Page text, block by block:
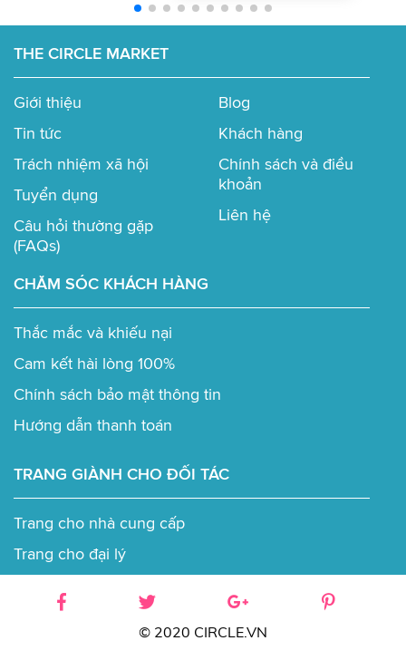
chất tẩy rửa để vệ sinh ngay và lại quên.
đẹp mắt, vừa tiện tay để bạn có thể vệ sinh bất kỳ vết
dơ nào trong nhà tắm ngay khi bạn nhìn thấy vì nó
không cần dùng đến hóa chất tẩy rửa, bạn chỉ cần làm
ướt pon pon và dùng bông lau lên vết dơ.
THE CIRCLE MARKET
Giới thiệu
Tin tức
Trách nhiệm xã hội
Tuyển dụng
Câu hỏi thường gặp
(FAQs)
Blog
Khách hàng
Chính sách và điều
khoản
Liên hệ
CHĂM SÓC KHÁCH HÀNG
Thắc mắc và khiếu nại
Cam kết hài lòng 100%
Chính sách bảo mật thông tin
Hướng dẫn thanh toán
TRANG GIÀNH CHO ĐỐI TÁC
Trang cho nhà cung cấp
Trang cho đại lý
© 2020 CIRCLE.VN